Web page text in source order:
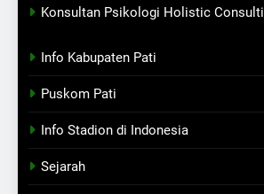
Konsultan Psikologi Holistic
Info Kabupaten Pati
Puskom Pati
Info Stadion di Indonesia
Sejarah